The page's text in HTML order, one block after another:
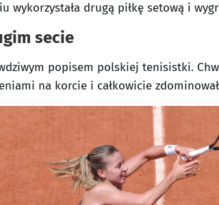
wykorzystała drugą piłkę setową i
secie
popisem polskiej tenisistki.
na korcie i całkowicie